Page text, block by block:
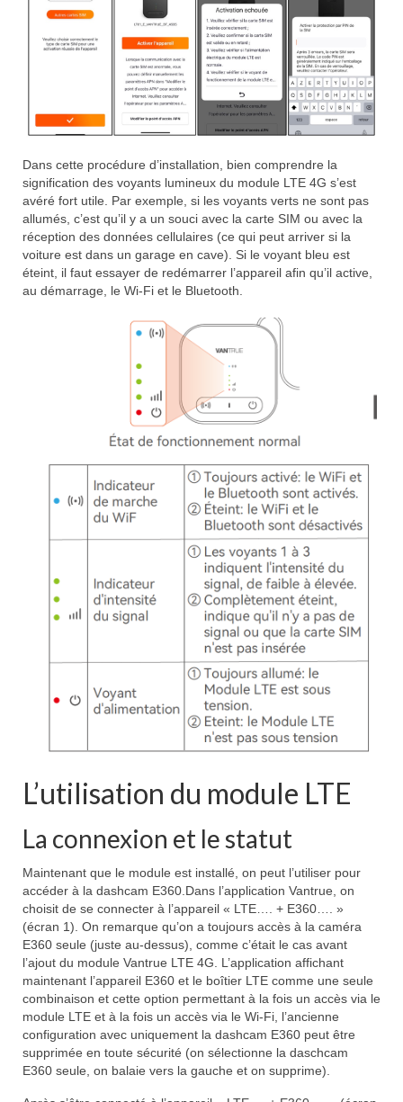
Dans cette procédure d’installation, bien comprendre la
signification des voyants lumineux du module LTE 4G s’est
avéré fort utile. Par exemple, si les voyants verts ne sont pas
allumés, c’est qu’il y a un souci avec la carte SIM ou avec la
réception des données cellulaires (ce qui peut arriver si la
voiture est dans un garage en cave). Si le voyant bleu est
éteint, il faut essayer de redémarrer l’appareil afin qu’il active,
au démarrage, le Wi-Fi et le Bluetooth.
L’utilisation du module LTE
La connexion et le statut
Maintenant que le module est installé, on peut l’utiliser pour
accéder à la dashcam E360.Dans l’application Vantrue, on
choisit de se connecter à l’appareil « LTE…. + E360…. »
(écran 1). On remarque qu’on a toujours accès à la caméra
E360 seule (juste au-dessus), comme c’était le cas avant
l’ajout du module Vantrue LTE 4G. L’application affichant
maintenant l’appareil E360 et le boîtier LTE comme une seule
combinaison et cette option permettant à la fois un accès via le
module LTE et à la fois un accès via le Wi-Fi, l’ancienne
configuration avec uniquement la dashcam E360 peut être
supprimée en toute sécurité (on sélectionne la daschcam
E360 seule, on balaie vers la gauche et on supprime).